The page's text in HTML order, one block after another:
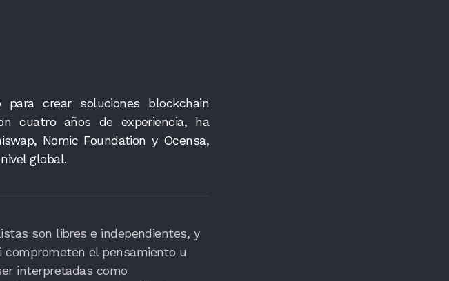
crear soluciones blockchain
cuatro años de experiencia, ha
Nomic Foundation y Ocensa,
global.
son libres e independientes, y
el pensamiento u
interpretadas como